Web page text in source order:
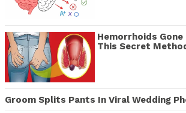
Hemorrhoids
This Secret
Groom Splits Pants In Viral Wedding